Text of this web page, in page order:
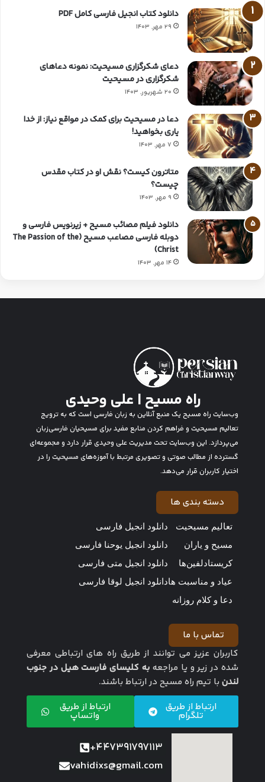
دانلود کتاب انجیل فارسی کامل PDF
29 مهر, 1403
دعای شکرگزاری مسیحیت: نمونه دعاهای
شکرگزاری در مسیحیت
20 شهریور, 1403
دعا در مسیحیت برای کمک در مواقع نیاز: از خدا
یاری بخواهید!
7 مهر, 1403
متاترون کیست؟ نقش او در کتاب مقدس
چیست؟
9 مهر, 1403
دانلود فیلم مصائب مسیح + زیرنویس فارسی و
دوبله فارسی مصاعب مسیح (The Passion of the
Christ)
14 مهر, 1403
راه مسیح | علی وحیدی
وب‌سایت راه مسیح یک منبع آنلاین به زبان فارسی است که به ترویج
تعالیم مسیحیت و فراهم کردن منابع مفید برای مسیحیان فارسی‌زبان
می‌پردازد. این وب‌سایت تحت مدیریت علی وحیدی قرار دارد و مجموعه‌ای
گسترده از مطالب صوتی و تصویری مرتبط با آموزه‌های مسیحیت را در
اختیار کاربران قرار می‌دهد.
دسته بندی ها
تعالیم مسیحیت
مسیح و یاران
کریستادلفین‌ها
عیاد و مناسبت ها
دعا و کلام روزانه
دانلود انجیل فارسی
دانلود انجیل یوحنا فارسی
دانلود انجیل متی فارسی
دانلود انجیل لوقا فارسی
تماس با ما
کاربران عزیز می توانند از طریق راه های ارتباطی معرفی
شده در زیر و یا مراجعه به کلیسای فارست هیل در جنوب
لندن با تیم راه مسیح در ارتباط باشند.
ارتباط از طریق
تلگرام
ارتباط از طریق
واتساپ
447391797113+
vahidixs@gmail.com